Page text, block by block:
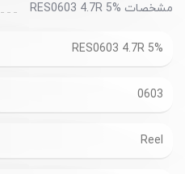
مشخصات RES0603 4.7R 5%
RES0603 4.7R 5%
0603
Reel